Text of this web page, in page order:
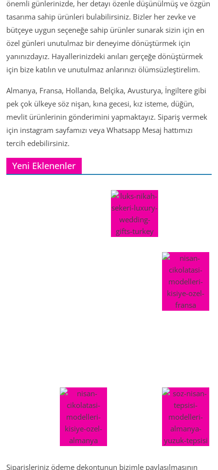
önemli günlerinizde, her detayı özenle düşünülmüş ve özgün
tasarıma sahip ürünleri bulabilirsiniz. Bizler her zevke ve
bütçeye uygun seçeneğe sahip ürünler sunarak sizin için en
özel günleri unutulmaz bir deneyime dönüştürmek için
yanınızdayız. Hayallerinizdeki anıları gerçeğe dönüştürmek
için bize katılın ve unutulmaz anlarınızı ölümsüzleştirelim.
Almanya, Fransa, Hollanda, Belçika, Avusturya, İngiltere gibi
pek çok ülkeye söz nişan, kına gecesi, kız isteme, düğün,
mevlit ürünlerinin gönderimini yapmaktayız. Sipariş vermek
için instagram sayfamızı veya Whatsapp Mesaj hattımızı
tercih edebilirsiniz.
Yeni Eklenenler
Siparişleriniz ödeme dekontunun bizimle paylaşılmasının